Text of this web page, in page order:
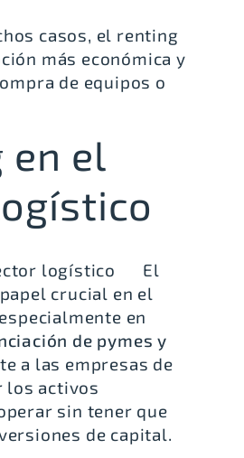
casos, el renting
más económica y
de equipos o
en el
El
crucial en el
en
de pymes y
a las empresas de
los activos
sin tener que
de capital.